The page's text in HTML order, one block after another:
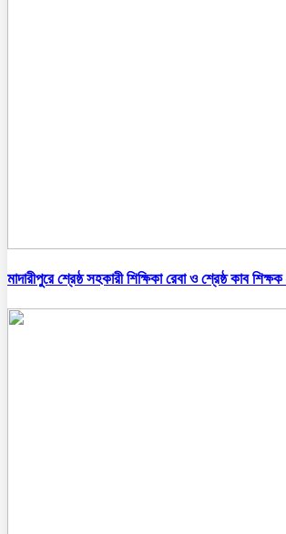
মাদারীপুরে শ্রেষ্ঠ সহকারী শিক্ষিকা রেবা ও শ্রেষ্ঠ কাব শিক্ষক